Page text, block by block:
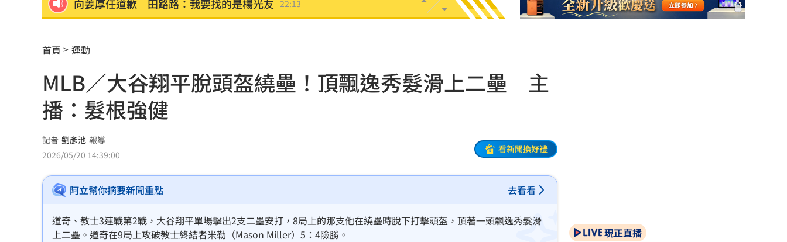
男傳訊醫院粉專「殺死掛號小姐」辯忘吃藥 22:11
消失10年回歸！好市多經典美食重新上架
腦瘤手術醫誤切正常組織 女無法自主呼吸 22:02
人妻被嫌上菜慢 遭毒癮小叔斧砍死頭掛樹
男大生遭脫光圍毆亡 主嫌輕度智障判無期
以為益生菌護腎 他餐餐泡菜2週後險洗腎
白海豚暴風圈縮小！氣象署揭「降雨熱區」
拋開阿湯哥光環 20歲舒莉初登台網改口 21:35
首頁 運動
MLB／大谷翔平脫頭盔繞壘！頂飄逸秀髮滑上二壘 主
播：髮根強健
記者 劉彥池 報導
2026/05/20 14:39:00
看新聞換好禮
阿立幫你摘要新聞重點 去看看
道奇、教士3連戰第2戰，大谷翔平單場擊出2支二壘安打，8局上的那支他在繞壘時脫下打擊頭盔，頂著一頭飄逸秀髮滑
上二壘。道奇在9局上攻破教士終結者米勒（Mason Miller）5：4險勝。
現正直播